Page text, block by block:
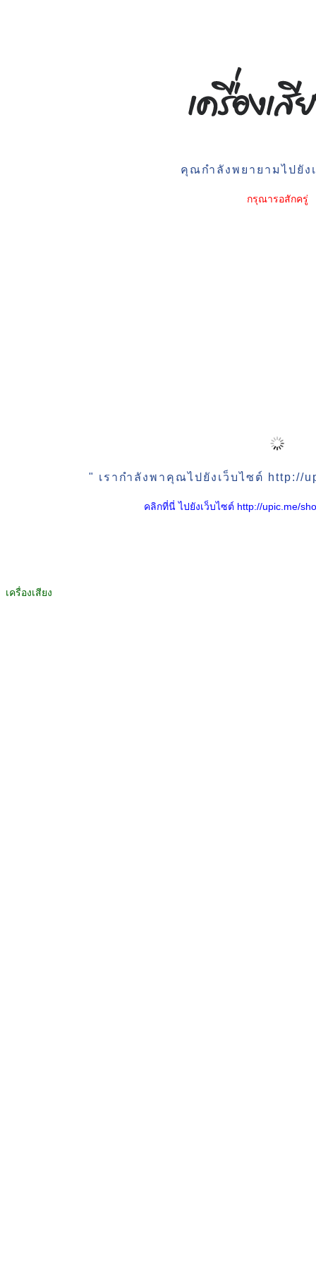
คุณกำลังพยายามไปยัง
กรุณารอสักครู่
" เรากำลังพาคุณไปยังเว็บไซต์ http://
คลิกที่นี่ ไปยังเว็บไซต์ http://upic.me/
เครื่องเสียง